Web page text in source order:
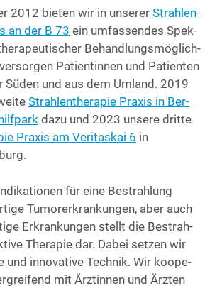
2012 bie­ten wir in unse­rer Strah­len­
an der B 73 ein umfas­sen­des Spek­
Behand­lungs­mög­lich­
Pati­en­tin­nen und Pati­en­ten
Süden und aus dem Umland. 2019
Strah­len­the­ra­pie Pra­xis in Ber­
dazu und 2023 unse­re drit­te
Pra­xis am Veri­tas­kai 6 in
für eine Bestrah­lung
Tumor­er­kran­kun­gen, aber auch
Erkran­kun­gen stellt die Bestrah­
The­ra­pie dar. Dabei set­zen wir
und inno­va­ti­ve Tech­nik. Wir koope­
mit Ärz­tin­nen und Ärz­ten